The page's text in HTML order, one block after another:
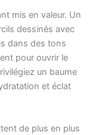
mis en valeur. Un
dessinés avec
dans des tons
pour ouvrir le
un baume
et éclat
de plus en plus